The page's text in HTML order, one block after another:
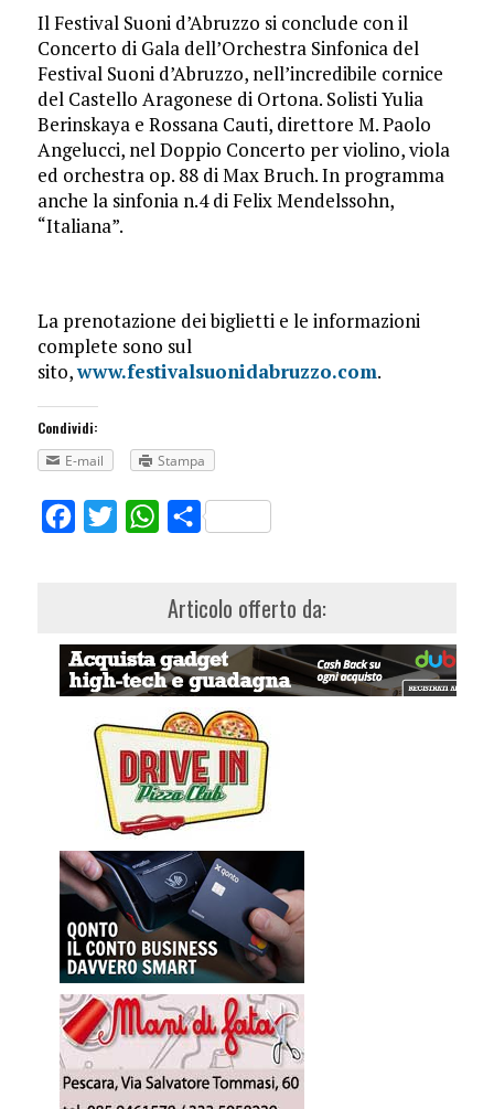
Il Festival Suoni d’Abruzzo si conclude con il
Concerto di Gala dell’Orchestra Sinfonica del
Festival Suoni d’Abruzzo, nell’incredibile cornice
del Castello Aragonese di Ortona. Solisti Yulia
Berinskaya e Rossana Cauti, direttore M. Paolo
Angelucci, nel Doppio Concerto per violino, viola
ed orchestra op. 88 di Max Bruch. In programma
anche la sinfonia n.4 di Felix Mendelssohn,
“Italiana”.
La prenotazione dei biglietti e le informazioni
complete sono sul
sito,www.festivalsuonidabruzzo.com.
Condividi:
E-mail
Stampa
FacebookTwitterWhatsApp
Share
Articolo offerto da: